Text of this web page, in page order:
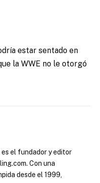
estar sentado en
la WWE no le otorgó
el fundador y editor
Con una
desde el 1999,